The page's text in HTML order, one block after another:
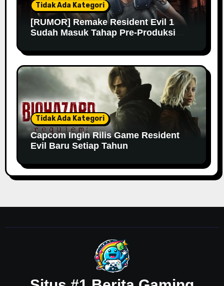
Tidak Ada Kategori
[RUMOR] Remake Resident Evil 1
Sudah Masuk Tahap Pre-Produksi
Tidak Ada Kategori
Capcom Ingin Rilis Game Resident
Evil Baru Setiap Tahun